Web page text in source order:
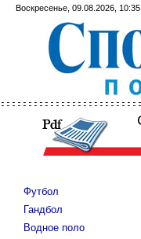
Воскресенье, 09.08.2026, 10:35
Футбол
Гандбол
Водное поло